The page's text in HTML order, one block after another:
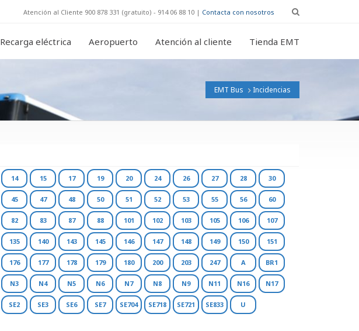
Atención al Cliente 900 878 331 (gratuito) - 914 06 88 10 | Contacta con nosotros
Recarga eléctrica Aeropuerto Atención al cliente Tienda EMT
EMT Bus Incidencias
14 15 17 19 20 24 26 27 28 30
45 47 48 50 51 52 53 55 56 60
82 83 87 88 101 102 103 105 106 107
135 140 143 145 146 147 148 149 150 151
176 177 178 179 180 200 203 247 A BR1
N3 N4 N5 N6 N7 N8 N9 N11 N16 N17
SE2 SE3 SE6 SE7 SE704 SE718 SE721 SE833 U